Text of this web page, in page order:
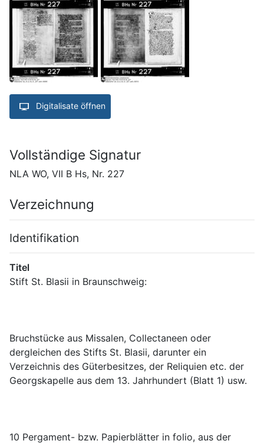
Digitalisate öffnen
Vollständige Signatur
NLA WO, VII B Hs, Nr. 227
Verzeichnung
Identifikation
Titel
Bruchstücke aus Missalen, Collectaneen oder
dergleichen des Stifts St. Blasii, darunter ein
Verzeichnis des Güterbesitzes, der Reliquien etc. der
10 Pergament- bzw. Papierblätter in folio, aus der